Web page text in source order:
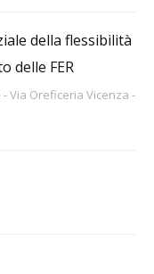
della flessibilità
delle FER
- Via Oreficeria Vicenza -